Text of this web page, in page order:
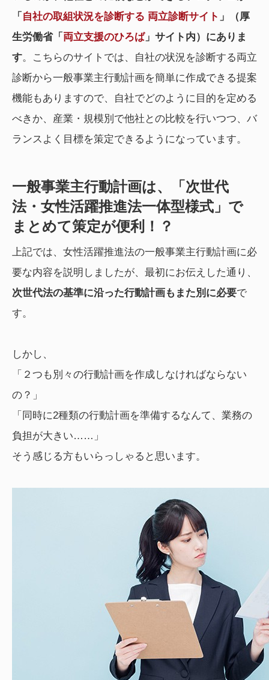
「 自社の取組状況を診断する 両立診断サイト 」（厚
生労働省「 両立支援のひろば」サイト内）にありま
す。こちらのサイトでは、自社の状況を診断する両立
診断から一般事業主行動計画を簡単に作成できる提案
機能もありますので、自社でどのように目的を定める
べきか、産業・規模別で他社との比較を行いつつ、バ
ランスよく目標を策定できるようになっています。
一般事業主行動計画は、「次世代
法・女性活躍推進法一体型様式」で
まとめて策定が便利！？
上記では、女性活躍推進法の一般事業主行動計画に必
要な内容を説明しましたが、最初にお伝えした通り、
次世代法の基準に沿った行動計画もまた別に必要で
す。
しかし、
「２つも別々の行動計画を作成しなければならない
の？」
「同時に2種類の行動計画を準備するなんて、業務の
負担が大きい……」
そう感じる方もいらっしゃると思います。